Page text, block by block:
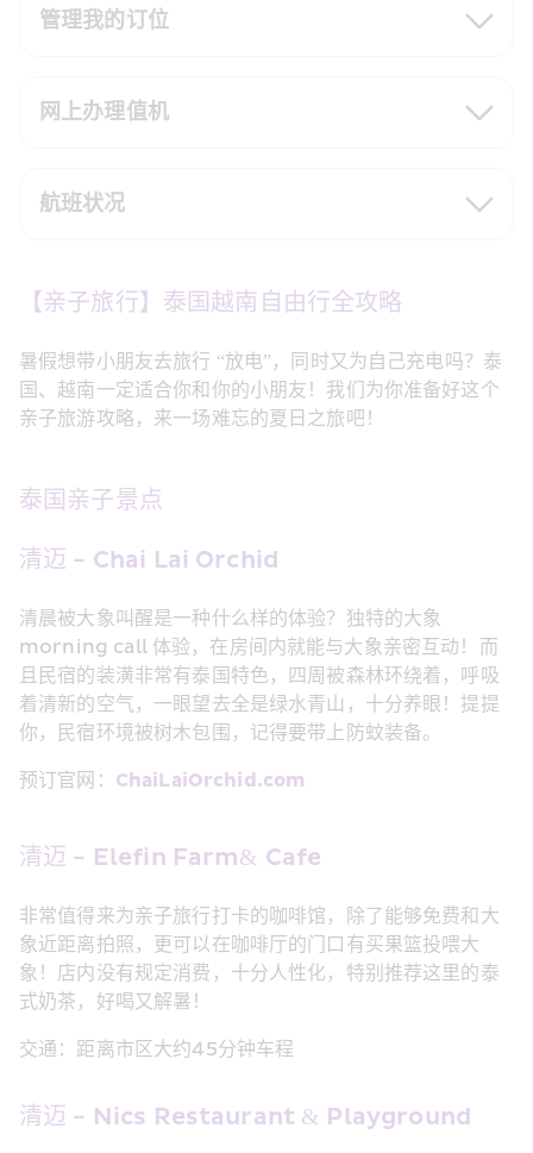
管理我的订位
网上办理值机
航班状况
【亲子旅行】泰国越南自由行全攻略
暑假想带小朋友去旅行 “放电”，同时又为自己充电吗？泰
国、越南一定适合你和你的小朋友！我们为你准备好这个
亲子旅游攻略，来一场难忘的夏日之旅吧！
泰国亲子景点
清迈 - Chai Lai Orchid
清晨被大象叫醒是一种什么样的体验？独特的大象
morning call 体验，在房间内就能与大象亲密互动！而
且民宿的装潢非常有泰国特色，四周被森林环绕着，呼吸
着清新的空气，一眼望去全是绿水青山，十分养眼！提提
你，民宿环境被树木包围，记得要带上防蚊装备。
预订官网： ChaiLaiOrchid.com
清迈 - Elefin Farm& Cafe
非常值得来为亲子旅行打卡的咖啡馆，除了能够免费和大
象近距离拍照，更可以在咖啡厅的门口有买果篮投喂大
象！店内没有规定消费，十分人性化，特别推荐这里的泰
式奶茶，好喝又解暑！
交通：距离市区大约45分钟车程
清迈 - Nics Restaurant & Playground